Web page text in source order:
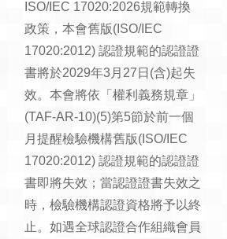
ISO/IEC 17020:2026規範轉換
政策，本會舊版(ISO/IEC
17020:2012) 認證規範的認證證
書將於2029年3月27日(含)起失
效。本會將依「權利義務規章」
(TAF-AR-10)(5)第5節於前一個
月提醒檢驗機構舊版(ISO/IEC
17020:2012) 認證規範的認證證
書即將失效；當認證證書失效之
時，檢驗機構認證資格將予以終
止。如遇全球認證合作組織會員